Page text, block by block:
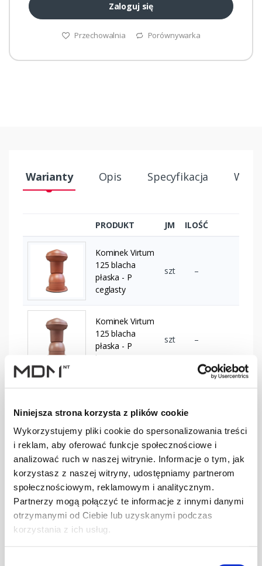
Niniejsza strona korzysta z plików cookie
Wykorzystujemy pliki cookie do spersonalizowania treści
i reklam, aby oferować funkcje społecznościowe i
analizować ruch w naszej witrynie. Informacje o tym, jak
korzystasz z naszej witryny, udostępniamy partnerom
społecznościowym, reklamowym i analitycznym.
Partnerzy mogą połączyć te informacje z innymi danymi
otrzymanymi od Ciebie lub uzyskanymi podczas
korzystania z ich usług.
Zaloguj się
Przechowalnia Porównywarka
Warianty Opis Specyfikacja
PRODUKT JM ILOŚĆ
Kominek Virtum
125 blacha
płaska - P
ceglasty
szt –
Kominek Virtum
125 blacha
płaska - P
brązowy
szt –
Kominek Virtum
płaska - P
czarny
Kominek Virtum
125 blacha
płaska - P
ciemnobrązowy
szt –
Kominek Virtum